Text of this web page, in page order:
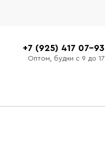
+7 (925) 417 07-93
Оптом, будни с 9 до 17